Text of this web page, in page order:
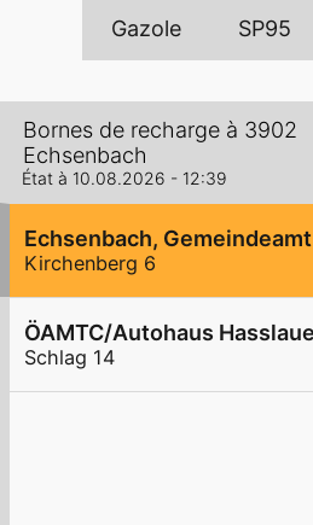
Gazole SP95
Bornes de recharge à 3902
Echsenbach
État à 10.08.2026 - 12:39
Echsenbach, Gemeindeamt
Kirchenberg 6
ÖAMTC/Autohaus
Schlag 14